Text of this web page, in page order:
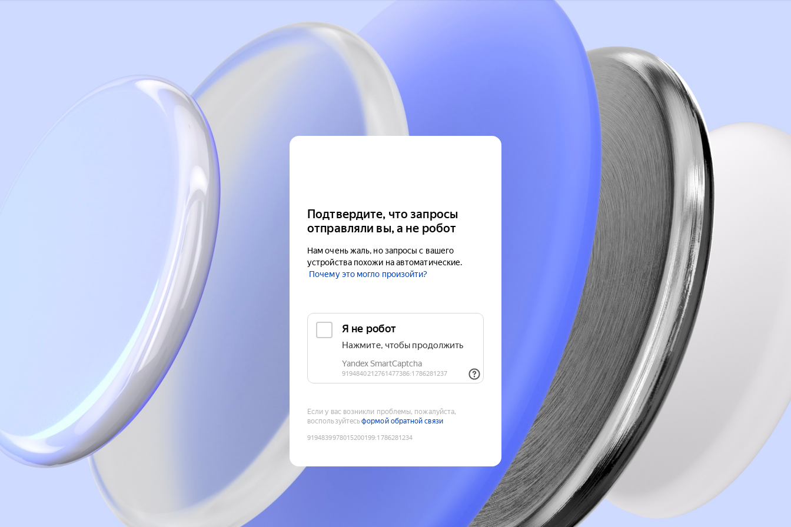
Подтвердите, что запросы
отправляли вы, а не робот
Нам очень жаль, но запросы с вашего
устройства похожи на автоматические.
Почему это могло произойти?
Если у вас возникли проблемы, пожалуйста,
воспользуйтесьформой обратной связи
9194839978015200199:1786281234